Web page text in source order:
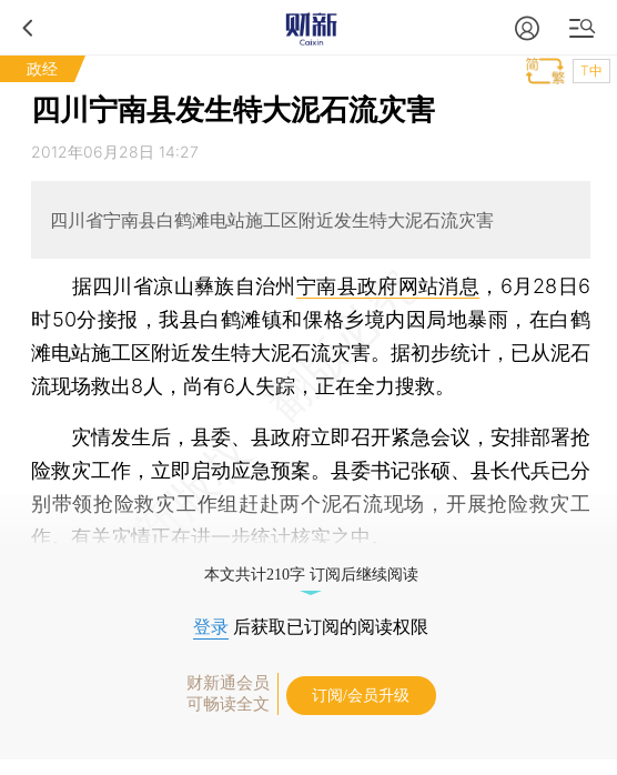
政经 T中
四川宁南县发生特大泥石流灾害
2012年06月28日 14:27
四川省宁南县白鹤滩电站施工区附近发生特大泥石流灾害
据四川省凉山彝族自治州宁南县政府网站消息 ，6月28日6
时50分接报，我县白鹤滩镇和倮格乡境内因局地暴雨，在白鹤
滩电站施工区附近发生特大泥石流灾害。据初步统计，已从泥石
流现场救出8人，尚有6人失踪，正在全力搜救。
灾情发生后，县委、县政府立即召开紧急会议，安排部署抢
险救灾工作，立即启动应急预案。县委书记张硕、县长代兵已分
别带领抢险救灾工作组赶赴两个泥石流现场，开展抢险救灾工
作。有关灾情正在进一步统计核实之中。
本文共计210字 订阅后继续阅读
登录 后获取已订阅的阅读权限
财新通会员
可畅读全文
订阅/会员升级